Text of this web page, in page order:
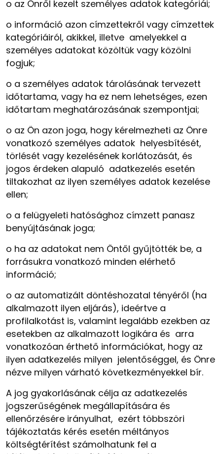
o az Önről kezelt személyes adatok kategóriái;
o információ azon címzettekről vagy címzettek
kategóriáiról, akikkel, illetve amelyekkel a
személyes adatokat közöltük vagy közölni
fogjuk;
o a személyes adatok tárolásának tervezett
időtartama, vagy ha ez nem lehetséges, ezen
időtartam meghatározásának szempontjai;
o az Ön azon joga, hogy kérelmezheti az Önre
vonatkozó személyes adatok helyesbítését,
törlését vagy kezelésének korlátozását, és
jogos érdeken alapuló adatkezelés esetén
tiltakozhat az ilyen személyes adatok kezelése
ellen;
o a felügyeleti hatósághoz címzett panasz
benyújtásának joga;
o ha az adatokat nem Öntől gyűjtötték be, a
forrásukra vonatkozó minden elérhető
információ;
o az automatizált döntéshozatal tényéről (ha
alkalmazott ilyen eljárás), ideértve a
profilalkotást is, valamint legalább ezekben az
esetekben az alkalmazott logikára és arra
vonatkozóan érthető információkat, hogy az
ilyen adatkezelés milyen jelentőséggel, és Önre
nézve milyen várható következményekkel bír.
A jog gyakorlásának célja az adatkezelés
jogszerűségének megállapítására és
ellenőrzésére irányulhat, ezért többszöri
tájékoztatás kérés esetén méltányos
költségtérítést számolhatunk fel a